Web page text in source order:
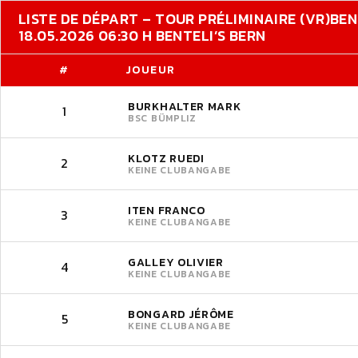
LISTE DE DÉPART – TOUR PRÉLIMINAIRE (VR)
18.05.2026 06:30 H BENTELI’S BERN
# JOUEUR
1 BURKHALTER MARK
BSC BÜMPLIZ
2 KLOTZ RUEDI
KEINE CLUBANGABE
3 ITEN FRANCO
KEINE CLUBANGABE
4 GALLEY OLIVIER
KEINE CLUBANGABE
5 BONGARD JÉRÔME
KEINE CLUBANGABE